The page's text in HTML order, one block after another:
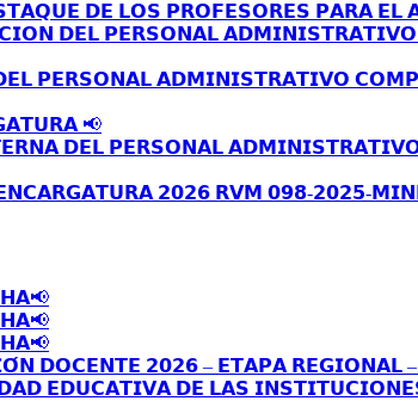
𝗗𝗘 𝗟𝗢𝗦 𝗣𝗥𝗢𝗙𝗘𝗦𝗢𝗥𝗘𝗦 𝗣𝗔𝗥𝗔 𝗘𝗟
𝗗𝗘𝗟 𝗣𝗘𝗥𝗦𝗢𝗡𝗔𝗟
𝗣𝗘𝗥𝗦𝗢𝗡𝗔𝗟 𝗔𝗗𝗠𝗜𝗡𝗜𝗦𝗧𝗥𝗔𝗧𝗜𝗩𝗢
📢
𝗗𝗘𝗟 𝗣𝗘𝗥𝗦𝗢𝗡𝗔𝗟
𝟮𝟬𝟮𝟲 𝗥𝗩𝗠 𝟬𝟵𝟴-𝟮𝟬𝟮𝟱-
𝗗𝗢𝗖𝗘𝗡𝗧𝗘 𝟮𝟬𝟮𝟲 – 𝗘𝗧𝗔𝗣𝗔 𝗥𝗘𝗚𝗜𝗢𝗡𝗔𝗟 –
𝗘𝗗𝗨𝗖𝗔𝗧𝗜𝗩𝗔 𝗗𝗘 𝗟𝗔𝗦